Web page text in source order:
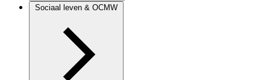
Sociaal leven & OCMW